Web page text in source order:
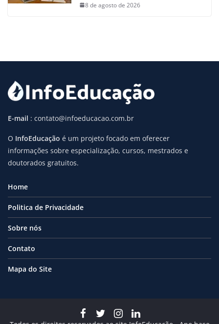
8 de agosto de 2026
E-mail : contato@infoeducacao.com.br
O InfoEducação é um projeto focado em oferecer
informações sobre especialização, cursos, mestrados e
doutorados gratuitos.
Home
Politica de Privacidade
Sobre nós
Contato
Mapa do Site